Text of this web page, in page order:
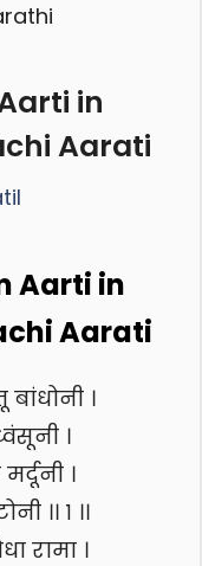
in
Aarati
Aarti in
Aarati
।
।
।
।। १ ।।
रामा ।